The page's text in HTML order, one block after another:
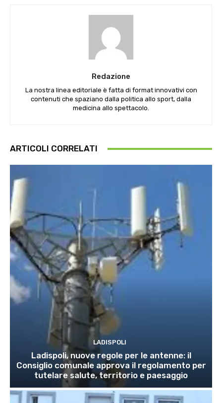
Redazione
La nostra linea editoriale è fatta di format innovativi con
contenuti che spaziano dalla politica allo sport, dalla
medicina allo spettacolo.
ARTICOLI CORRELATI
LADISPOLI
Ladispoli, nuove regole per le antenne: il
Consiglio comunale approva il regolamento per
tutelare salute, territorio e paesaggio